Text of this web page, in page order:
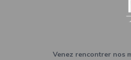
Venez rencontrer nos